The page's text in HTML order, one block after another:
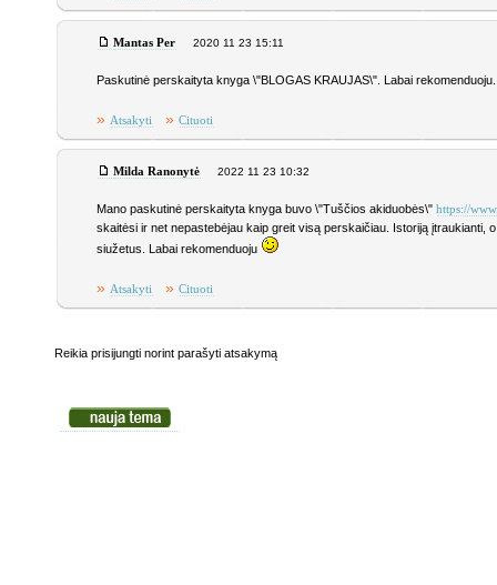
Mantas Per 2020 11 23 15:11
Paskutinė perskaityta knyga \"BLOGAS KRAUJAS\". Labai
» Atsakyti » Cituoti
Milda Ranonytė 2022 11 23 10:32
Mano paskutinė perskaityta knyga buvo \"Tuščios akiduobės\"https://
skaitėsi ir net nepastebėjau kaip greit visą perskaičiau. Istoriją
siužetus. Labai rekomenduoju
» Atsakyti » Cituoti
Reikia prisijungti norint parašyti atsakymą